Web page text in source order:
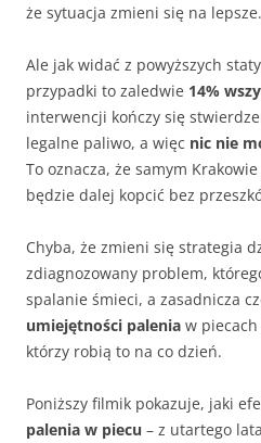
że sytuacja zmieni się na lepsze.
Ale jak widać z powyższych
przypadki to zaledwie 14%
interwencji kończy się
legalne paliwo, a więc nic nie
To oznacza, że samym
będzie dalej kopcić bez
Chyba, że zmieni się strategia
zdiagnozowany problem,
spalanie śmieci, a zasadnicza
umiejętności palenia w
którzy robią to na co dzień.
Poniższy filmik pokazuje, jaki
palenia w piecu – z utartego